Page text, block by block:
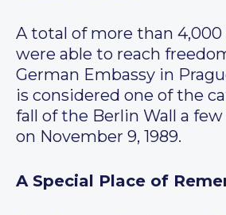
A total of more than 4,000
were able to reach
German Embassy in
is considered one of the
fall of the Berlin Wall a
on November 9, 1989.
A Special Place of